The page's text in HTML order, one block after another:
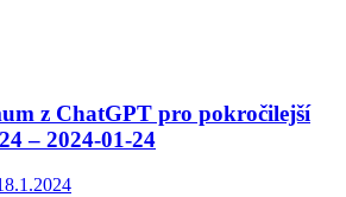
z ChatGPT pro pokročilejší
– 2024-01-24